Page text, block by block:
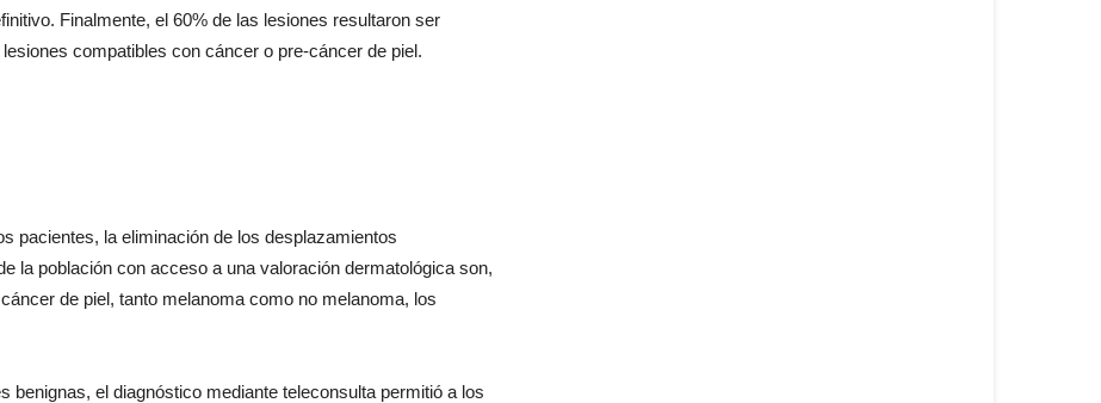
Finalmente, el 60% de las lesiones resultaron ser
compatibles con cáncer o pre-cáncer de piel.
pacientes, la eliminación de los desplazamientos
la población con acceso a una valoración dermatológica son,
de piel, tanto melanoma como no melanoma, los
benignas, el diagnóstico mediante teleconsulta permitió a los